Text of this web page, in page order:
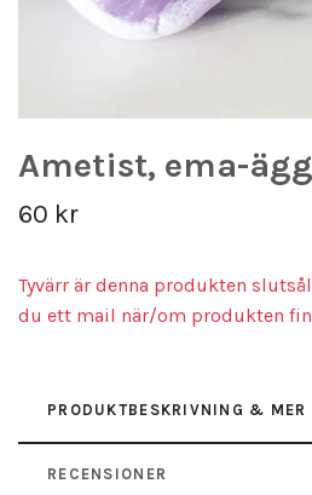
Ametist, ema-
60 kr
Tyvärr är denna produkten
du ett mail när/om produkten
PRODUKTBESKRIVNING & MER
RECENSIONER